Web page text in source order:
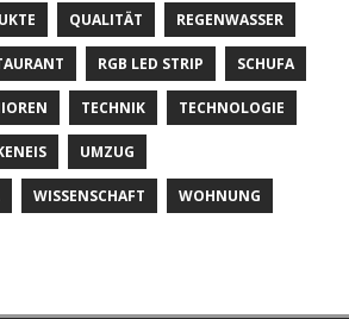
QUALITÄT REGENWASSER
RGB LED STRIP SCHUFA
TECHNIK TECHNOLOGIE
UMZUG
WISSENSCHAFT WOHNUNG